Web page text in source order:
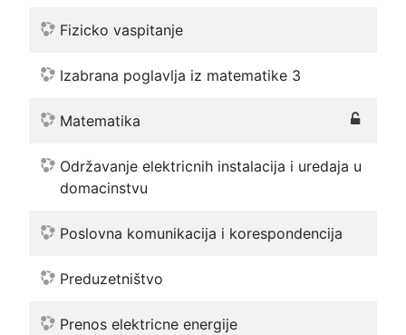
Fizicko vaspitanje
Izabrana poglavlja iz matematike 3
Matematika
Održavanje elektricnih instalacija i uredaja u
domacinstvu
Poslovna komunikacija i korespondencija
Preduzetništvo
Prenos elektricne energije